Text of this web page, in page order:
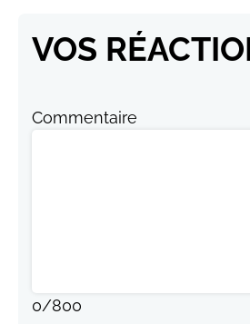
VOS
Commentaire
0/800